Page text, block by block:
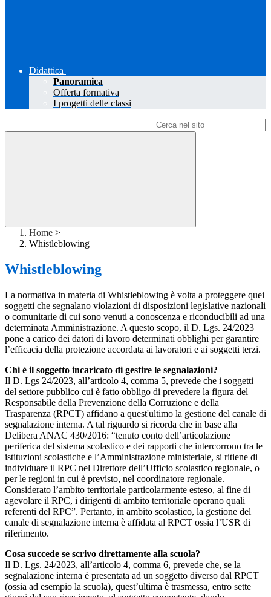
Didattica
Panoramica
Offerta formativa
I progetti delle classi
Home >
Whistleblowing
Whistleblowing
La normativa in materia di Whistleblowing è volta a proteggere quei
soggetti che segnalano violazioni di disposizioni legislative nazionali
o comunitarie di cui sono venuti a conoscenza e riconducibili ad una
determinata Amministrazione. A questo scopo, il D. Lgs. 24/2023
pone a carico dei datori di lavoro determinati obblighi per garantire
l’efficacia della protezione accordata ai lavoratori e ai soggetti terzi.
Chi è il soggetto incaricato di gestire le segnalazioni?
Il D. Lgs 24/2023, all’articolo 4, comma 5, prevede che i soggetti
del settore pubblico cui è fatto obbligo di prevedere la figura del
Responsabile della Prevenzione della Corruzione e della
Trasparenza (RPCT) affidano a quest'ultimo la gestione del canale di
segnalazione interna. A tal riguardo si ricorda che in base alla
Delibera ANAC 430/2016: “tenuto conto dell’articolazione
periferica del sistema scolastico e dei rapporti che intercorrono tra le
istituzioni scolastiche e l’Amministrazione ministeriale, si ritiene di
individuare il RPC nel Direttore dell’Ufficio scolastico regionale, o
per le regioni in cui è previsto, nel coordinatore regionale.
Considerato l’ambito territoriale particolarmente esteso, al fine di
agevolare il RPC, i dirigenti di ambito territoriale operano quali
referenti del RPC”. Pertanto, in ambito scolastico, la gestione del
canale di segnalazione interna è affidata al RPCT ossia l’USR di
riferimento.
Cosa succede se scrivo direttamente alla scuola?
Il D. Lgs. 24/2023, all’articolo 4, comma 6, prevede che, se la
segnalazione interna è presentata ad un soggetto diverso dal RPCT
(ossia ad esempio la scuola), quest’ultima è trasmessa, entro sette